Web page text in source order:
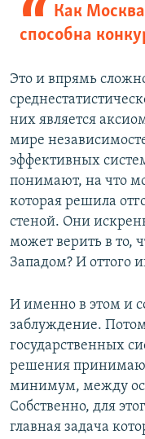
Как
способна
Это и впрямь
них является
мире
эффективных
понимают, на что
которая решила
стеной. Они
может верить в то,
Западом? И оттого
И именно в этом и
заблуждение.
государственных
решения
минимум, между
Собственно, для
главная задача